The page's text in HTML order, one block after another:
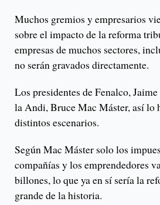
Muchos gremios y empresarios
sobre el impacto de la reforma
empresas de muchos sectores,
no serán gravados directamente.
Los presidentes de Fenalco,
la Andi, Bruce Mac Máster, así lo
distintos escenarios.
Según Mac Máster solo los
compañías y los emprendedores
billones, lo que ya en sí sería la
grande de la historia.